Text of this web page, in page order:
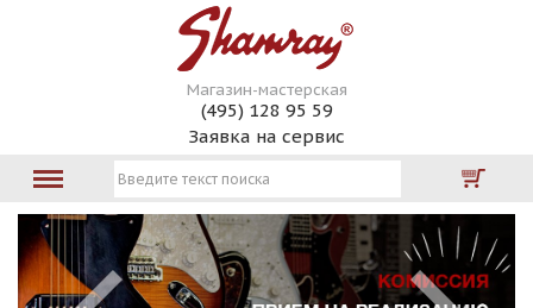
Магазин-мастерская
(495) 128 95 59
Заявка на сервис